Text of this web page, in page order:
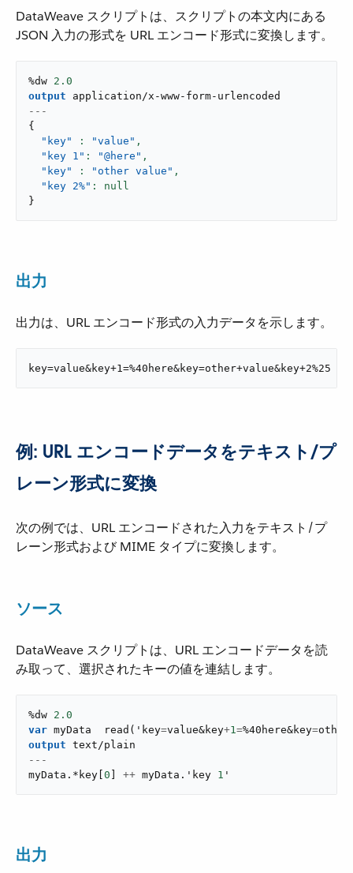
DataWeave スクリプトは、スクリプトの本文内にある
JSON 入力の形式を URL エンコード形式に変換します。
%dw 2.0
output
application/x-www-form-urlencoded
---
{
"key"
: "value" ,
"key 1" : "@here" ,
"key"
: "other value" ,
"key 2%"
}
出力
出力は、URL エンコード形式の入力データを示します。
key=value&key+1=%40here&key=other+value&key+2%25
例: URL エンコードデータをテキスト/プ
レーン形式に変換
次の例では、URL エンコードされた入力をテキスト/プ
レーン形式および MIME タイプに変換します。
ソース
DataWeave スクリプトは、URL エンコードデータを読
み取って、選択されたキーの値を連結します。
%dw 2.0
var myData read ( 'key=value&key+1=%40here&key=other
output text/plain
---
myData . *key 0 ++ myData . 'key 1 '
出力